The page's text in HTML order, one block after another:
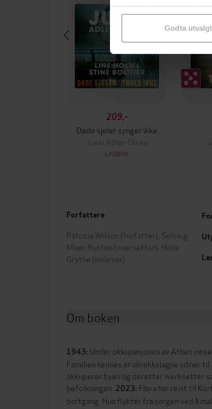
samtykke til spesifikke
Godta
209,-
Døde sjeler synger ikke
Jussi Adler-Olsen
LYDBOK
Forfattere
Patricia Wilson (forfatter), Solveig
Moen Rusten (oversetter), Hilde
Grythe (innleser)
Om boken
1943: Under okkupasjonen av Athen
Familien hennes er skrekkslagne vitner
okkuperer byen og deretter iverksetter
befolkningen. 2023: Flora har reist til
bortgang. Hun flykter fra sorgen ved å